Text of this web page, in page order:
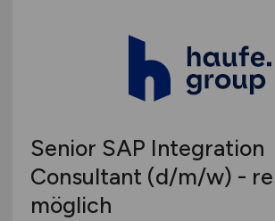
Senior SAP Integration
Consultant (d/m/w) -
möglich